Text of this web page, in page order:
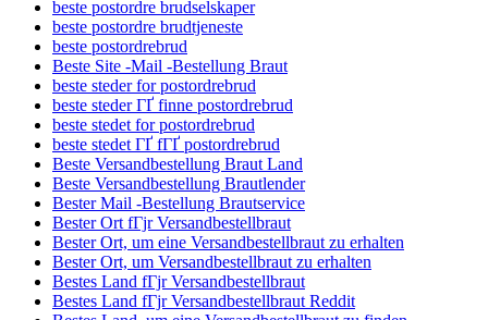
beste postordre brudselskaper
beste postordre brudtjeneste
beste postordrebrud
Beste Site -Mail -Bestellung Braut
beste steder for postordrebrud
beste steder ГҐ finne postordrebrud
beste stedet for postordrebrud
beste stedet ГҐ fГҐ postordrebrud
Beste Versandbestellung Braut Land
Beste Versandbestellung Brautlender
Bester Mail -Bestellung Brautservice
Bester Ort fГјr Versandbestellbraut
Bester Ort, um eine Versandbestellbraut zu erhalten
Bester Ort, um Versandbestellbraut zu erhalten
Bestes Land fГјr Versandbestellbraut
Bestes Land fГјr Versandbestellbraut Reddit